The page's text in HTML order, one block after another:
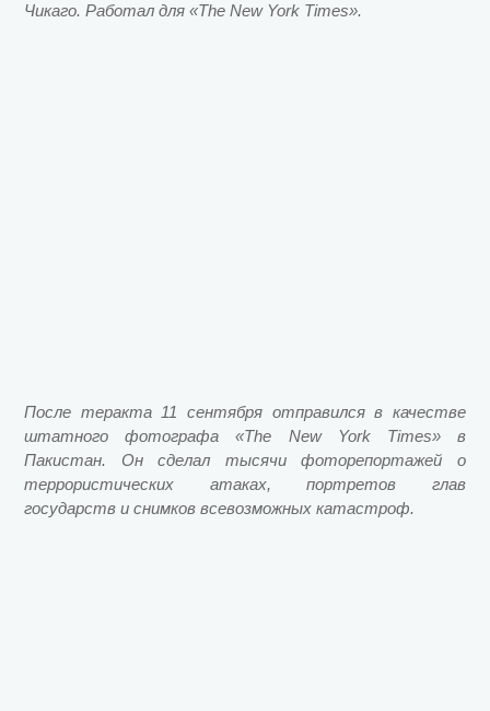
Чикаго. Работал для «The New York Times».
После теракта 11 сентября отправился в качестве
штатного фотографа «The New York Times» в
Пакистан. Он сделал тысячи фоторепортажей о
террористических атаках, портретов глав
государств и снимков всевозможных катастроф.